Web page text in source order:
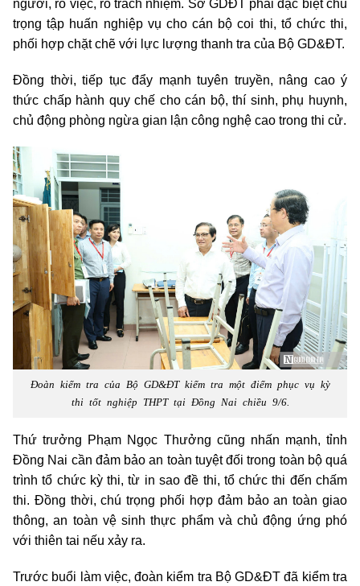
người, rõ việc, rõ trách nhiệm. Sở GDĐT phải đặc biệt chú
trọng tập huấn nghiệp vụ cho cán bộ coi thi, tổ chức thi,
phối hợp chặt chẽ với lực lượng thanh tra của Bộ GD&ĐT.
Đồng thời, tiếp tục đẩy mạnh tuyên truyền, nâng cao ý
thức chấp hành quy chế cho cán bộ, thí sinh, phụ huynh,
chủ động phòng ngừa gian lận công nghệ cao trong thi cử.
Đoàn kiểm tra của Bộ GD&ĐT kiểm tra một điểm phục vụ kỳ
thi tốt nghiệp THPT tại Đồng Nai chiều 9/6.
Thứ trưởng Phạm Ngọc Thưởng cũng nhấn mạnh, tỉnh
Đồng Nai cần đảm bảo an toàn tuyệt đối trong toàn bộ quá
trình tổ chức kỳ thi, từ in sao đề thi, tổ chức thi đến chấm
thi. Đồng thời, chú trọng phối hợp đảm bảo an toàn giao
thông, an toàn vệ sinh thực phẩm và chủ động ứng phó
với thiên tai nếu xảy ra.
Trước buổi làm việc, đoàn kiểm tra Bộ GD&ĐT đã kiểm tra